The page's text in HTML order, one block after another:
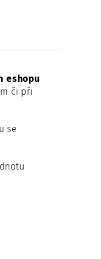
eshopu
či při
se